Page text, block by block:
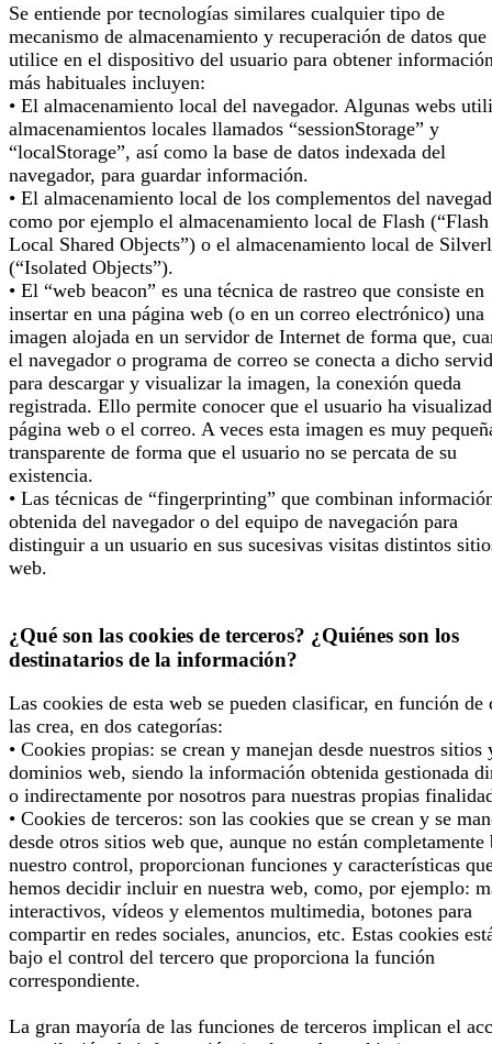
Se entiende por tecnologías similares cualquier tipo de
mecanismo de almacenamiento y recuperación de datos que
utilice en el dispositivo del usuario para obtener
más habituales incluyen:
• El almacenamiento local del navegador. Algunas webs
almacenamientos locales llamados “sessionStorage” y
“localStorage”, así como la base de datos indexada del
navegador, para guardar información.
• El almacenamiento local de los complementos del
como por ejemplo el almacenamiento local de Flash (“Flash
Local Shared Objects”) o el almacenamiento local de
(“Isolated Objects”).
• El “web beacon” es una técnica de rastreo que consiste en
insertar en una página web (o en un correo electrónico) una
imagen alojada en un servidor de Internet de forma que,
el navegador o programa de correo se conecta a dicho
para descargar y visualizar la imagen, la conexión queda
registrada. Ello permite conocer que el usuario ha
página web o el correo. A veces esta imagen es muy
transparente de forma que el usuario no se percata de su
existencia.
• Las técnicas de “fingerprinting” que combinan
obtenida del navegador o del equipo de navegación para
distinguir a un usuario en sus sucesivas visitas distintos
web.
¿Qué son las cookies de terceros? ¿Quiénes son los
destinatarios de la información?
Las cookies de esta web se pueden clasificar, en función de
las crea, en dos categorías:
• Cookies propias: se crean y manejan desde nuestros sitios
dominios web, siendo la información obtenida gestionada
o indirectamente por nosotros para nuestras propias
• Cookies de terceros: son las cookies que se crean y se
desde otros sitios web que, aunque no están completamente
nuestro control, proporcionan funciones y características
hemos decidir incluir en nuestra web, como, por ejemplo:
interactivos, vídeos y elementos multimedia, botones para
compartir en redes sociales, anuncios, etc. Estas cookies
bajo el control del tercero que proporciona la función
correspondiente.
La gran mayoría de las funciones de terceros implican el